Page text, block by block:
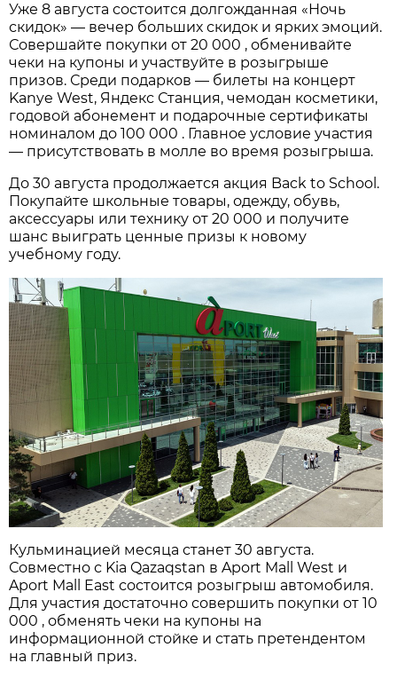
Уже 8 августа состоится долгожданная «Ночь
скидок» — вечер больших скидок и ярких эмоций.
Совершайте покупки от 20 000 , обменивайте
чеки на купоны и участвуйте в розыгрыше
призов. Среди подарков — билеты на концерт
Kanye West, Яндекс Станция, чемодан косметики,
годовой абонемент и подарочные сертификаты
номиналом до 100 000 . Главное условие участия
— присутствовать в молле во время розыгрыша.
До 30 августа продолжается акция Back to School.
Покупайте школьные товары, одежду, обувь,
аксессуары или технику от 20 000 и получите
шанс выиграть ценные призы к новому
учебному году.
Кульминацией месяца станет 30 августа.
Совместно с Kia Qazaqstan в Aport Mall West и
Aport Mall East состоится розыгрыш автомобиля.
Для участия достаточно совершить покупки от 10
000 , обменять чеки на купоны на
информационной стойке и стать претендентом
на главный приз.